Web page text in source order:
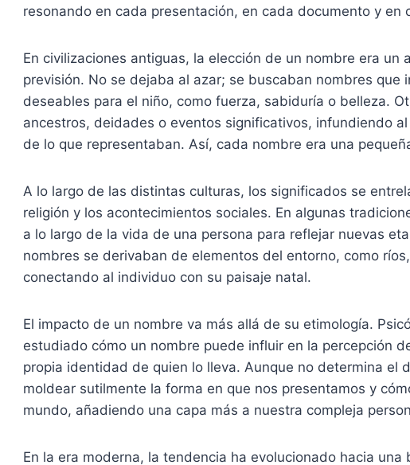
resonando en cada presentación, en cada documento y en
En civilizaciones antiguas, la elección de un nombre era un
previsión. No se dejaba al azar; se buscaban nombres que
deseables para el niño, como fuerza, sabiduría o belleza.
ancestros, deidades o eventos significativos, infundiendo
de lo que representaban. Así, cada nombre era una
A lo largo de las distintas culturas, los significados se
religión y los acontecimientos sociales. En algunas
a lo largo de la vida de una persona para reflejar nuevas
nombres se derivaban de elementos del entorno, como
conectando al individuo con su paisaje natal.
El impacto de un nombre va más allá de su etimología.
estudiado cómo un nombre puede influir en la percepción
propia identidad de quien lo lleva. Aunque no determina el
moldear sutilmente la forma en que nos presentamos y
mundo, añadiendo una capa más a nuestra compleja
En la era moderna, la tendencia ha evolucionado hacia